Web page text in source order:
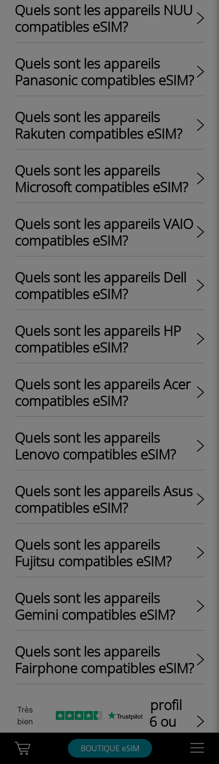
Cart Ubigi BOUTIQUE eSIM
Quels sont les appareils NUU
compatibles eSIM?
Quels sont les appareils
Panasonic compatibles eSIM?
Quels sont les appareils
Rakuten compatibles eSIM?
Quels sont les appareils
Microsoft compatibles eSIM?
Quels sont les appareils VAIO
compatibles eSIM?
Quels sont les appareils Dell
compatibles eSIM?
Quels sont les appareils HP
compatibles eSIM?
Quels sont les appareils Acer
compatibles eSIM?
Quels sont les appareils
Lenovo compatibles eSIM?
Quels sont les appareils Asus
compatibles eSIM?
Quels sont les appareils
Fujitsu compatibles eSIM?
Quels sont les appareils
Gemini compatibles eSIM?
Quels sont les appareils
Fairphone compatibles eSIM?
Comment installer un profil
eSIM sur Google Pixel 6 ou
Google Pixel 7?
Très
bien